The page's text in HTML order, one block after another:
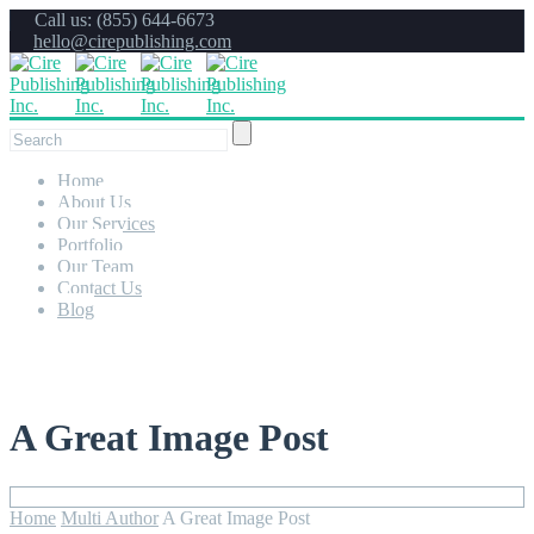
Call us: (855) 644-6673
hello@cirepublishing.com
Home
About Us
Our Services
Portfolio
Our Team
Contact Us
Blog
A Great Image Post
Home Multi Author A Great Image Post